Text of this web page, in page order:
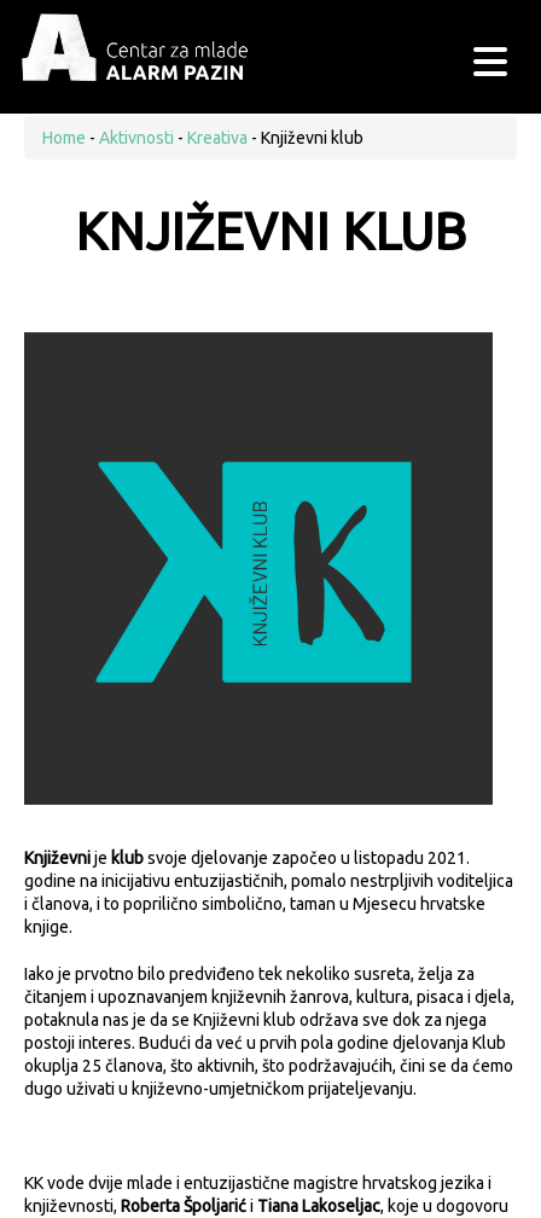
Home - Aktivnosti - Kreativa - Književni klub
KNJIŽEVNI KLUB
Književnije klubsvoje djelovanje započeo u listopadu 2021.
godine na inicijativu entuzijastičnih, pomalo nestrpljivih voditeljica
i članova, i to poprilično simbolično, taman u Mjesecu hrvatske
knjige.
Iako je prvotno bilo predviđeno tek nekoliko susreta, želja za
čitanjem i upoznavanjem književnih žanrova, kultura, pisaca i djela,
potaknula nas je da se Književni klub održava sve dok za njega
postoji interes. Budući da već u prvih pola godine djelovanja Klub
okuplja 25 članova, što aktivnih, što podržavajućih, čini se da ćemo
dugo uživati u književno-umjetničkom prijateljevanju.
KK vode dvije mlade i entuzijastične magistre hrvatskog jezika i
književnosti, Roberta Špoljarići Tiana Lakoseljac, koje u dogovoru